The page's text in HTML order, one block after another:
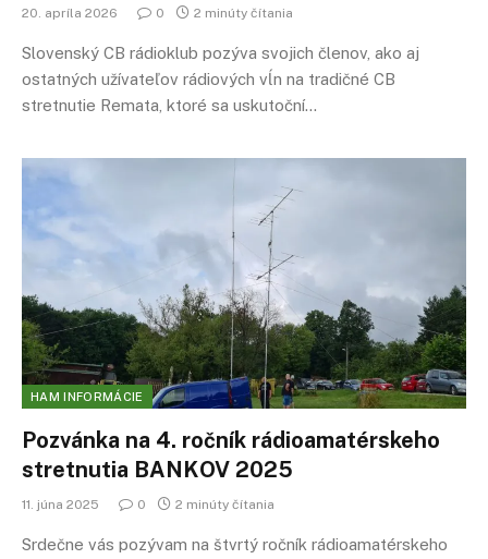
20. apríla 2026 0 2 minúty čítania
Slovenský CB rádioklub pozýva svojich členov, ako aj
ostatných užívateľov rádiových vĺn na tradičné CB
stretnutie Remata, ktoré sa uskutoční…
HAM INFORMÁCIE
Pozvánka na 4. ročník rádioamatérskeho
stretnutia BANKOV 2025
11. júna 2025 0 2 minúty čítania
Srdečne vás pozývam na štvrtý ročník rádioamatérskeho